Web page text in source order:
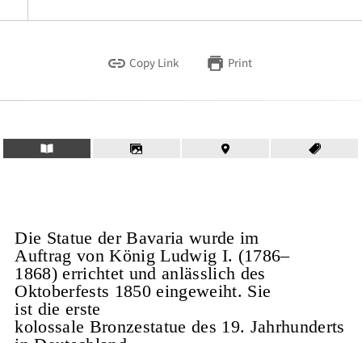
Copy Link Print
Die Statue der Bavaria wurde im
Auftrag von König Ludwig I. (1786–
1868) errichtet und anlässlich des
Oktoberfests 1850 eingeweiht. Sie
ist die erste
kolossale Bronzestatue des 19. Jahrhunderts